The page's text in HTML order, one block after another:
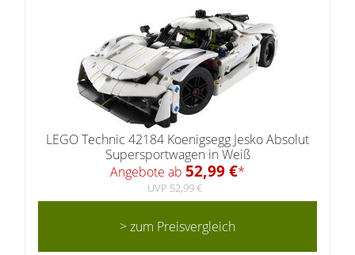
LEGO Technic 42184 Koenigsegg Jesko Absolut
Supersportwagen in Weiß
Angebote ab 52,99 €*
UVP 52,99 €
> zum Preisvergleich